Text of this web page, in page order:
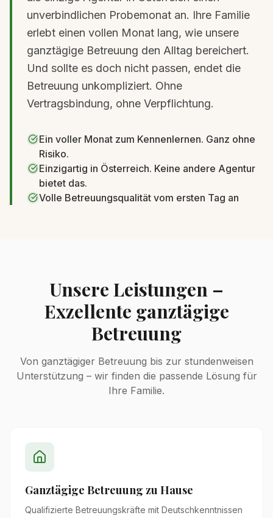
unverbindlichen Probemonat an. Ihre Familie
erlebt einen vollen Monat lang, wie unsere
ganztägige Betreuung den Alltag bereichert.
Und sollte es doch nicht passen, endet die
Betreuung unkompliziert. Ohne
Vertragsbindung, ohne Verpflichtung.
Ein voller Monat zum Kennenlernen. Ganz ohne
Risiko.
Einzigartig in Österreich. Keine andere Agentur
bietet das.
Volle Betreuungsqualität vom ersten Tag an
Unsere Leistungen –
Exzellente ganztägige
Betreuung
Von ganztägiger Betreuung bis zur stundenweisen
Unterstützung – wir finden die passende Lösung für
Ihre Familie.
Ganztägige Betreuung zu Hause
Qualifizierte Betreuungskräfte mit Deutschkenntnissen